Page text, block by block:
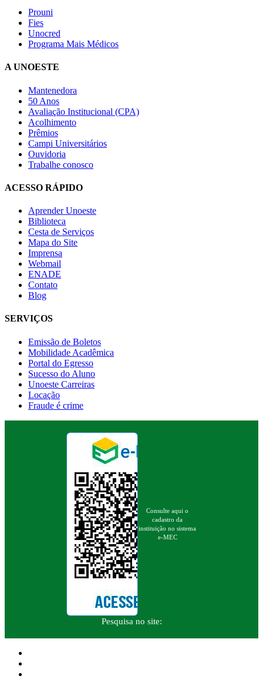
Prouni
Fies
Unocred
Programa Mais Médicos
A UNOESTE
Mantenedora
50 Anos
Avaliação Institucional (CPA)
Acolhimento
Prêmios
Campi Universitários
Ouvidoria
Trabalhe conosco
ACESSO RÁPIDO
Aprender Unoeste
Biblioteca
Cesta de Serviços
Mapa do Site
Imprensa
Webmail
ENADE
Contato
Blog
SERVIÇOS
Emissão de Boletos
Mobilidade Acadêmica
Portal do Egresso
Sucesso do Aluno
Unoeste Carreiras
Locação
Fraude é crime
Consulte aqui o
cadastro da
instituição no sistema
e-MEC
Pesquisa no site: